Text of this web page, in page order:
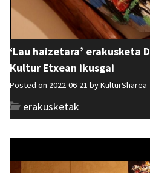
‘Lau haizetara’ erakusketa
Kultur Etxean ikusgai
Posted on 2022-06-21 byKulturSharea
erakusketak